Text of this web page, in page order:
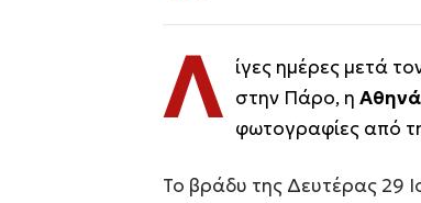
Λ ίγες ημέρες μετά
στην Πάρο, η
φωτογραφίες από
Το βράδυ της Δευτέρας 29